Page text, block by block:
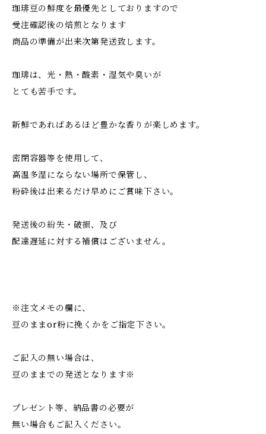
珈琲豆の鮮度を最優先としておりますので
受注確認後の焙煎となります
商品の準備が出来次第発送致します。
珈琲は、光・熱・酸素・湿気や臭いが
とても苦手です。
新鮮であればあるほど豊かな香りが楽しめます。
密閉容器等を使用して、
高温多湿にならない場所で保管し、
粉砕後は出来るだけ早めにご賞味下さい。
発送後の紛失・破損、及び
配達遅延に対する補償はございません。
※注文メモの欄に、
豆のままor粉に挽くかをご指定下さい。
ご記入の無い場合は、
豆のままでの発送となります※
プレゼント等、納品書の必要が
無い場合もご記入ください。